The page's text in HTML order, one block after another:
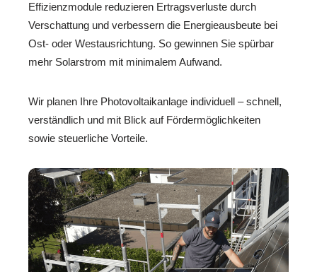
Effizienzmodule reduzieren Ertragsverluste durch
Verschattung und verbessern die Energieausbeute bei
Ost- oder Westausrichtung. So gewinnen Sie spürbar
mehr Solarstrom mit minimalem Aufwand.
Wir planen Ihre Photovoltaikanlage individuell – schnell,
verständlich und mit Blick auf Fördermöglichkeiten
sowie steuerliche Vorteile.